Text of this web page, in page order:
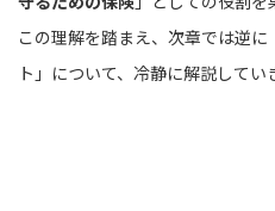
この理解を踏まえ、次章では逆
ト」について、冷静に解説してい